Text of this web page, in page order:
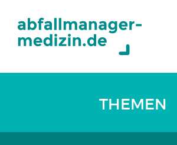
THEMEN